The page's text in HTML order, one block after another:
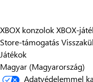
XBOX konzolokXBOX-
Store-támogatás
Játékok
Magyar (Magyarország)
Adatvédelemmel